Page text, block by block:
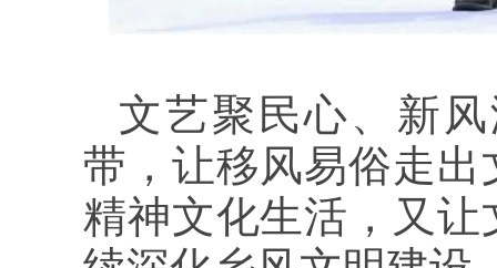
文艺聚民心、新
带，让移风易俗走
精神文化生活，又